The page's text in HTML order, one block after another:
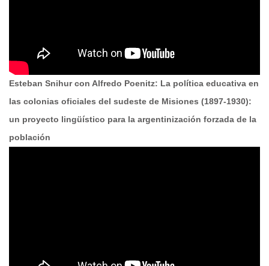
Esteban Snihur con Alfredo Poenitz: La política educativa en
las colonias oficiales del sudeste de Misiones (1897-1930):
un proyecto lingüístico para la argentinización forzada de la
población